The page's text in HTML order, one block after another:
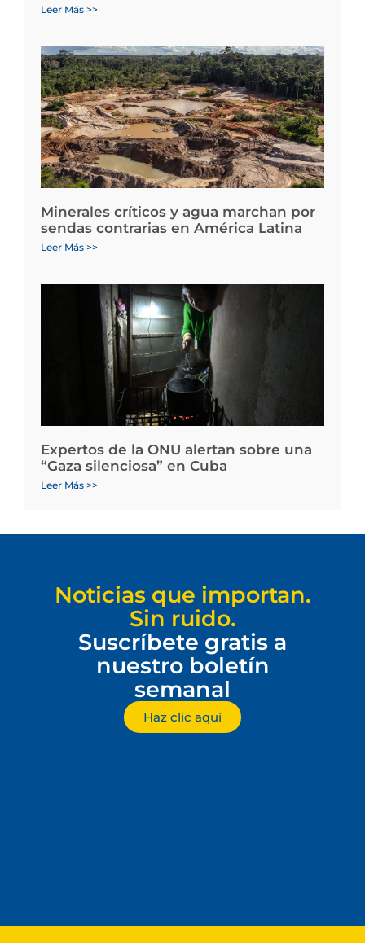
Leer Más >>
Minerales críticos y agua marchan por
sendas contrarias en América Latina
Leer Más >>
Expertos de la ONU alertan sobre una
“Gaza silenciosa” en Cuba
Leer Más >>
Noticias que importan.
Sin ruido.
Suscríbete gratis a
nuestro boletín
semanal
Haz clic aquí